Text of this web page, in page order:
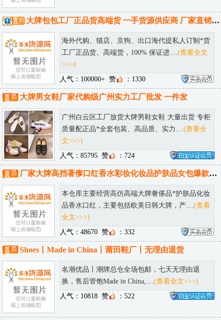
大牌包包工厂正品货高端货 一手货源供应商 厂家直销 可邮全球！
海外代购、猫店、京狗、出口海代提私人订制*货
工厂正品货、高端货，100% 保证进....(查看全文
>>>)
人气：100000+ 赞 ：1330
大牌男女鞋厂家代购级广州实力工厂批发 一件发
广州白云区工厂放货大牌男鞋女鞋 大量出货 专柜
质量配正品*全套包装、高品质、实力....(查看全
文>>>)
人气：85795 赞 ：724
厂家大牌高挡著偧口红香水彩妆化妆品护肤品女包爆款仓库一件代发
本仓库主要经营高仿高端大牌奢侈品*护肤品化妆
品香水口红，主要包括欧美日韩大牌，产....(查看
全文>>>)
人气：48670 赞 ：332
Shoes丨Made in China丨莆田鞋厂丨无理由退货
名潮优品丨潮牌总仓全场包邮，七天无理由退
换，售后管饱Made in China,....(查看全文>>>)
人气：10818 赞 ：522